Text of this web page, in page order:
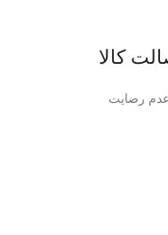
کالا
رضایت